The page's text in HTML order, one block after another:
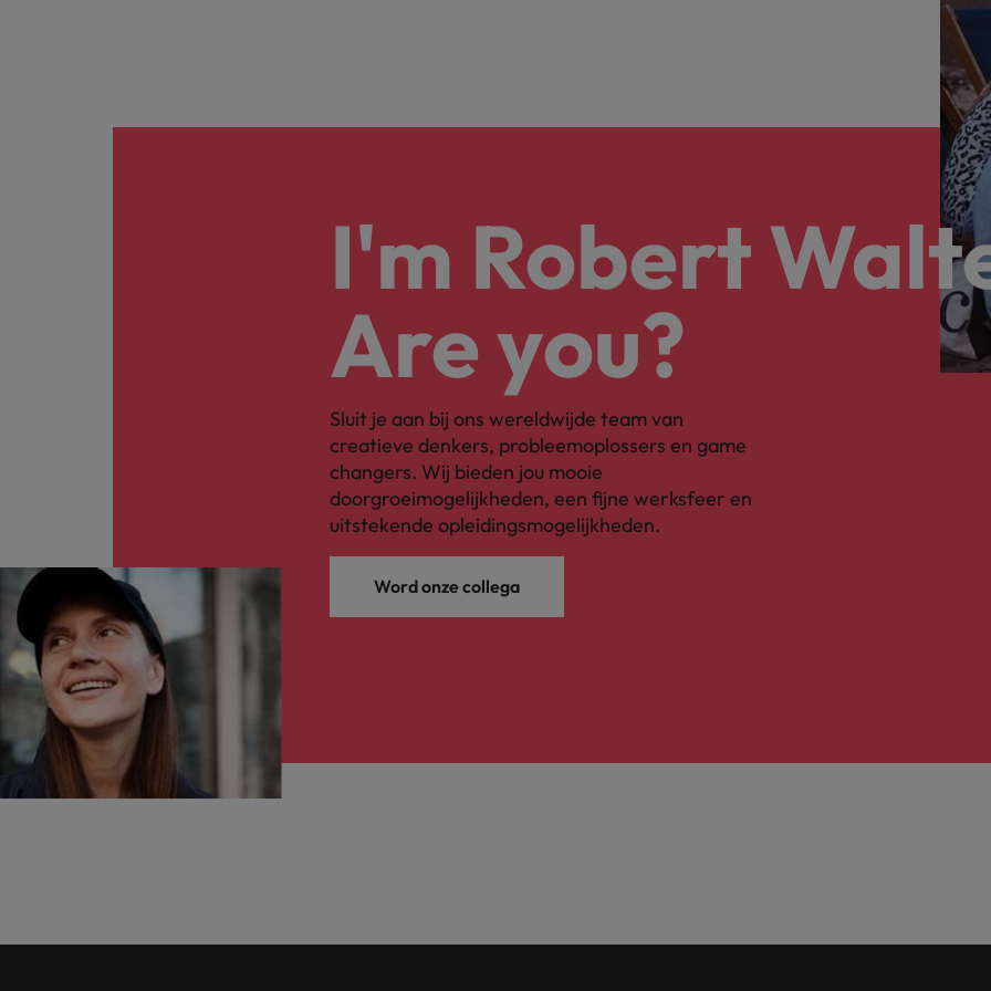
I'm Robert
Are you?
Sluit je aan bij ons wereldwijde team van
creatieve denkers, probleemoplossers en game
changers. Wij bieden jou mooie
doorgroeimogelijkheden, een fijne werksfeer en
uitstekende opleidingsmogelijkheden.
Word onze collega